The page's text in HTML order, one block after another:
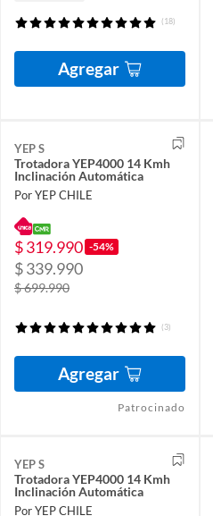
(18)
Agregar
YEP S
Trotadora YEP4000 14 Kmh
Inclinación Automática
Por YEP CHILE
$ 319.990 -54%
$ 339.990
$ 699.990
(3)
Agregar
Patrocinado
YEP S
Trotadora YEP4000 14 Kmh
Inclinación Automática
Por YEP CHILE